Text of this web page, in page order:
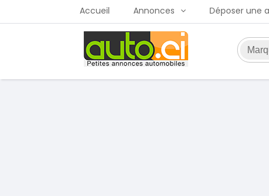
Accueil Annonces Déposer une